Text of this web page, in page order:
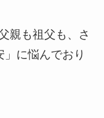
親も祖父も、 さ
に悩んでおり